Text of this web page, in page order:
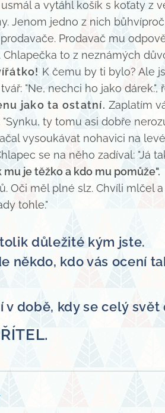
a vytáhl košík s koťaty
Jenom jedno z nich
Prodavač mu
Chlapečka to z neznámých
K čemu by ti bylo? Ale
"Ne, nechci ho jako dárek.",
jako ta ostatní. Zaplatím
ty tomu asi dobře
vysoukávat nohavici na
se na něho zadíval: "Já
je těžko a kdo mu pomůže".
Oči měl plné slz. Chvíli mlčel
tohle."
důležité kým jste.
někdo, kdo vás ocení
v době, kdy se celý svět